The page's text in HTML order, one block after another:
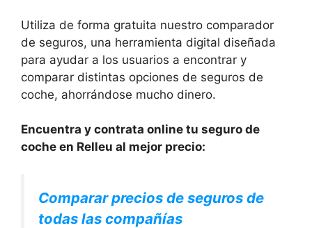
Utiliza de forma gratuita nuestro comparador
de seguros, una herramienta digital diseñada
para ayudar a los usuarios a encontrar y
comparar distintas opciones de seguros de
coche, ahorrándose mucho dinero.
Encuentra y contrata online tu seguro de
coche en Relleu al mejor precio:
Comparar precios de seguros de
todas las compañías